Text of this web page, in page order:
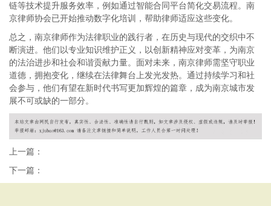
链等技术提升服务效率，例如通过智能合同平台简化交易流程。南
京律师协会已开始推动数字化培训，帮助律师适应这些变化。
总之，南京律师作为法律职业的践行者，在历史与现代的交织中不
断演进。他们以专业知识维护正义，以创新精神应对变革，为南京
的法治进步和社会和谐贡献力量。面对未来，南京律师需坚守职业
道德，拥抱变化，继续在法律舞台上发光发热。通过持续学习和社
会参与，他们有望在新时代书写更加辉煌的篇章，成为南京城市发
展不可或缺的一部分。
上一篇：
下一篇：